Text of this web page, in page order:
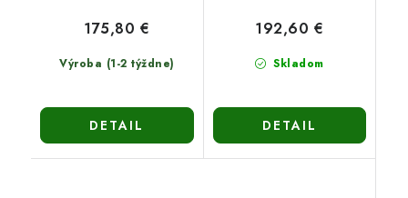
Výroba (1-2 týždne)
175,80 €
DETAIL
Skladom
192,60 €
DETAIL